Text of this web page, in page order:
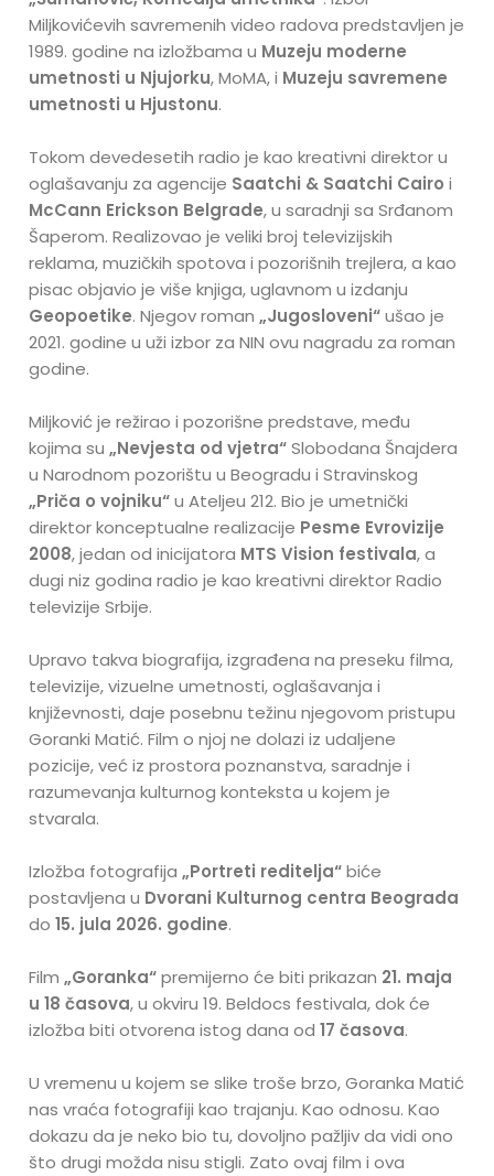
Miljkovićevih savremenih video radova predstavljen je
1989. godine na izložbama u Muzeju moderne
umetnosti u Njujorku, MoMA, i Muzeju savremene
umetnosti u Hjustonu.
Tokom devedesetih radio je kao kreativni direktor u
oglašavanju za agencije Saatchi & Saatchi Cairo i
McCann Erickson Belgrade, u saradnji sa Srđanom
Šaperom. Realizovao je veliki broj televizijskih
reklama, muzičkih spotova i pozorišnih trejlera, a kao
pisac objavio je više knjiga, uglavnom u izdanju
Geopoetike. Njegov roman„Jugosloveni“ušao je
2021. godine u uži izbor za NIN ovu nagradu za roman
godine.
Miljković je režirao i pozorišne predstave, među
kojima su„Nevjesta od vjetra“Slobodana Šnajdera
u Narodnom pozorištu u Beogradu i Stravinskog
„Priča o vojniku“u Ateljeu 212. Bio je umetnički
direktor konceptualne realizacije Pesme Evrovizije
2008, jedan od inicijatora MTS Vision festivala, a
dugi niz godina radio je kao kreativni direktor Radio
televizije Srbije.
Upravo takva biografija, izgrađena na preseku filma,
televizije, vizuelne umetnosti, oglašavanja i
književnosti, daje posebnu težinu njegovom pristupu
Goranki Matić. Film o njoj ne dolazi iz udaljene
pozicije, već iz prostora poznanstva, saradnje i
razumevanja kulturnog konteksta u kojem je
stvarala.
Izložba fotografija„Portreti reditelja“biće
postavljena u Dvorani Kulturnog centra Beograda
do15. jula 2026. godine.
Film„Goranka“premijerno će biti prikazan 21. maja
u 18 časova, u okviru 19. Beldocs festivala, dok će
izložba biti otvorena istog dana od17 časova.
U vremenu u kojem se slike troše brzo, Goranka Matić
nas vraća fotografiji kao trajanju. Kao odnosu. Kao
dokazu da je neko bio tu, dovoljno pažljiv da vidi ono
što drugi možda nisu stigli. Zato ovaj film i ova